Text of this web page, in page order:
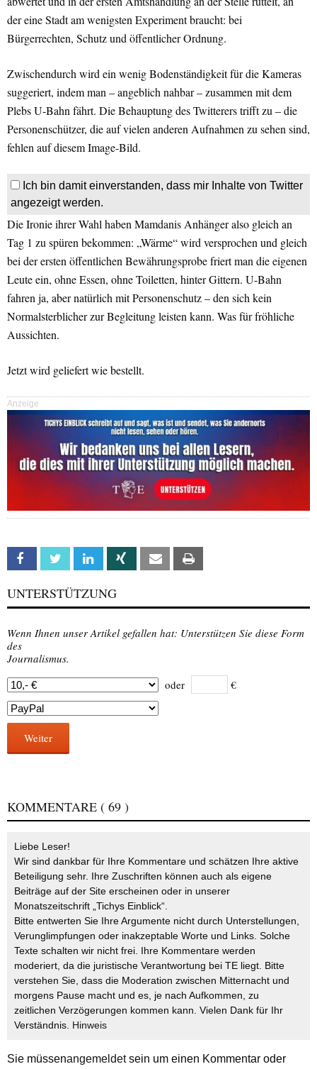
der eine Stadt am wenigsten Experiment braucht: bei
Bürgerrechten, Schutz und öffentlicher Ordnung.
Zwischendurch wird ein wenig Bodenständigkeit für die Kameras
suggeriert, indem man – angeblich nahbar – zusammen mit dem
Plebs U-Bahn fährt. Die Behauptung des Twitterers trifft zu – die
Personenschützer, die auf vielen anderen Aufnahmen zu sehen sind,
fehlen auf diesem Image-Bild.
Ich bin damit einverstanden, dass mir Inhalte von Twitter
angezeigt werden.
Die Ironie ihrer Wahl haben Mamdanis Anhänger also gleich an
Tag 1 zu spüren bekommen: „Wärme“ wird versprochen und gleich
bei der ersten öffentlichen Bewährungsprobe friert man die eigenen
Leute ein, ohne Essen, ohne Toiletten, hinter Gittern. U-Bahn
fahren ja, aber natürlich mit Personenschutz – den sich kein
Normalsterblicher zur Begleitung leisten kann. Was für fröhliche
Aussichten.
Jetzt wird geliefert wie bestellt.
Anzeige
Facebook Twitter Linkedin Xing Email
UNTERSTÜTZUNG
Wenn Ihnen unser Artikel gefallen hat: Unterstützen Sie diese Form
des
Journalismus.
oder
€
Weiter
KOMMENTARE ( 69 )
Liebe Leser!
Wir sind dankbar für Ihre Kommentare und schätzen Ihre aktive
Beteiligung sehr. Ihre Zuschriften können auch als eigene
Beiträge auf der Site erscheinen oder in unserer
Monatszeitschrift „Tichys Einblick“.
Bitte entwerten Sie Ihre Argumente nicht durch Unterstellungen,
Verunglimpfungen oder inakzeptable Worte und Links. Solche
Texte schalten wir nicht frei. Ihre Kommentare werden
moderiert, da die juristische Verantwortung bei TE liegt. Bitte
verstehen Sie, dass die Moderation zwischen Mitternacht und
morgens Pause macht und es, je nach Aufkommen, zu
zeitlichen Verzögerungen kommen kann. Vielen Dank für Ihr
Verständnis. Hinweis
Sie müssenangemeldetsein um einen Kommentar oder